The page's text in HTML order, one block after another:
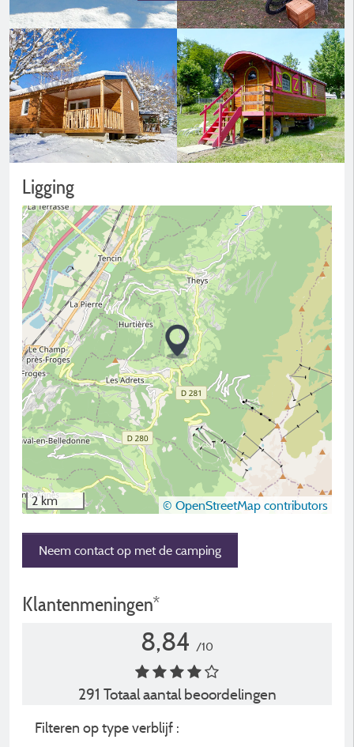
Ligging
2 km © OpenStreetMap contributors
Neem contact op met de camping
Klantenmeningen*
8,84 /10
291 Totaal aantal beoordelingen
Filteren op type verblijf :